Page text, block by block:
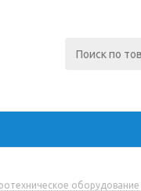
оборудование